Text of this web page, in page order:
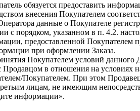
обязуется предоставить
внесения Покупателем
данные о Покупателе
с порядком, указанном в п. 4.2.
предоставленной Покупателем
при оформлении Заказа.
Покупателем условий
в отношения на условиях
Покупателем. При этом
лицам, не имеющим
информации».